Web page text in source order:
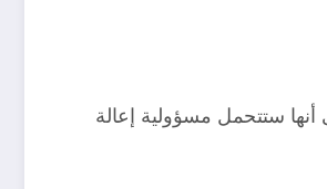
ستتحمل مسؤولية إعالة